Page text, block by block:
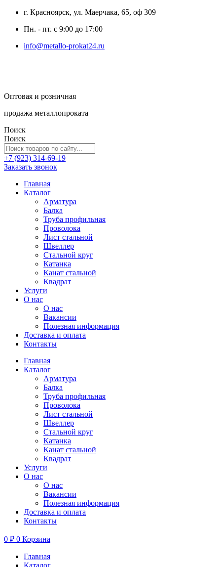
г. Красноярск, ул. Маерчака, 65, оф 309
Пн. - пт. с 9:00 до 17:00
info@metallo-prokat24.ru
Оптовая и розничная
продажа металлопроката
Поиск
Поиск
+7 (923) 314-69-19
Заказать звонок
Главная
Каталог
Арматура
Балка
Труба профильная
Проволока
Лист стальной
Швеллер
Стальной круг
Катанка
Канат стальной
Квадрат
Услуги
О нас
О нас
Вакансии
Полезная информация
Доставка и оплата
Контакты
Главная
Каталог
Арматура
Балка
Труба профильная
Проволока
Лист стальной
Швеллер
Стальной круг
Катанка
Канат стальной
Квадрат
Услуги
О нас
О нас
Вакансии
Полезная информация
Доставка и оплата
Контакты
0 ₽ 0 Корзина
Главная
Каталог